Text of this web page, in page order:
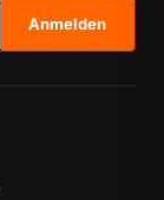
Anmelden